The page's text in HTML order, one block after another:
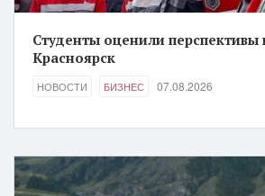
Студенты оценили перспективы
Красноярск
НОВОСТИ БИЗНЕС 07.08.2026